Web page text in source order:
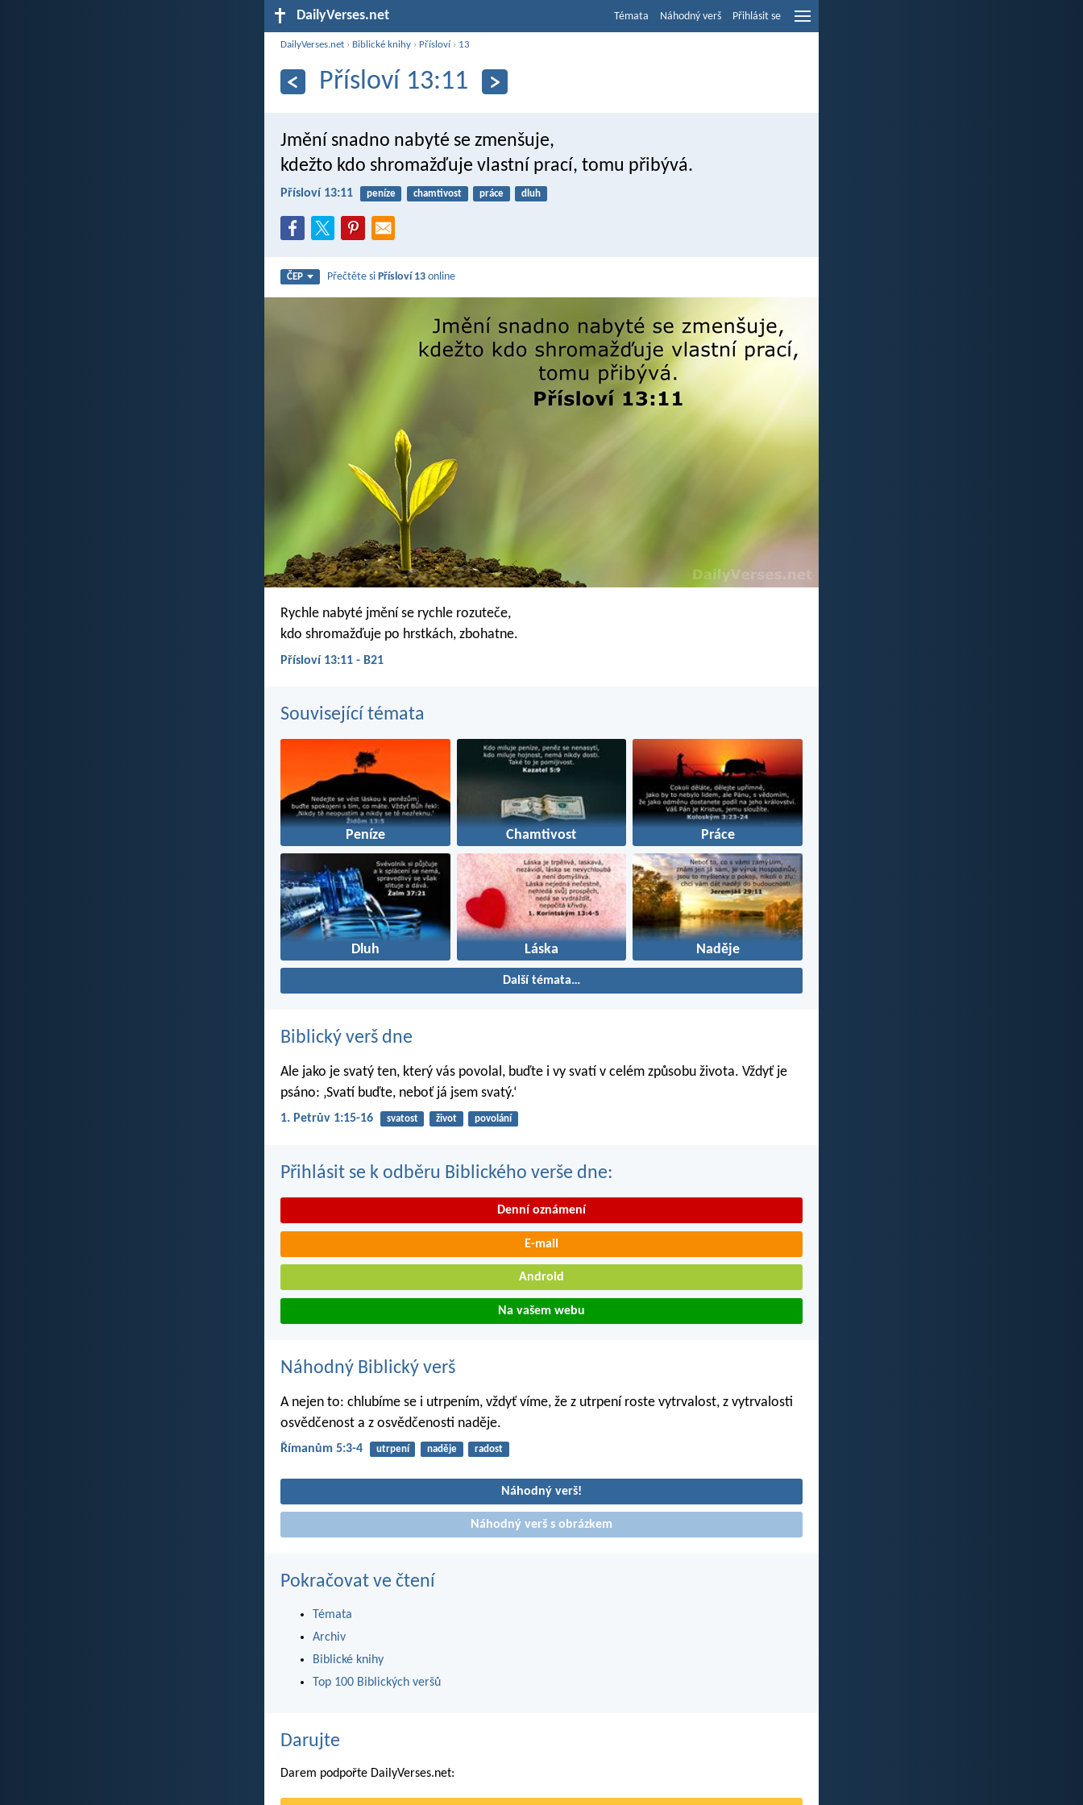
DailyVerses.net Témata Náhodný verš Přihlásit se
DailyVerses.net › Biblické knihy › Přísloví› 13
Přísloví 13:11
Jmění snadno nabyté se zmenšuje,
kdežto kdo shromažďuje vlastní prací, tomu přibývá.
Přísloví 13:11 peníze chamtivost práce dluh
ČEP Přečtěte siPřísloví 13 online
Rychle nabyté jmění se rychle rozuteče,
kdo shromažďuje po hrstkách, zbohatne.
Přísloví 13:11 - B21
Související témata
Peníze Chamtivost Práce
Dluh Láska Naděje
Další témata…
Biblický verš dne
Ale jako je svatý ten, který vás povolal, buďte i vy svatí v celém způsobu života. Vždyť je
psáno: ‚Svatí buďte, neboť já jsem svatý.‘
1. Petrův 1:15-16 svatost život povolání
Přihlásit se k odběru Biblického verše dne:
Denní oznámení
E-mail
Android
Na vašem webu
Náhodný Biblický verš
A nejen to: chlubíme se i utrpením, vždyť víme, že z utrpení roste vytrvalost, z vytrvalosti
osvědčenost a z osvědčenosti naděje.
Římanům 5:3-4 utrpení naděje radost
Náhodný verš!
Náhodný verš s obrázkem
Pokračovat ve čtení
Témata
Archiv
Biblické knihy
Top 100 Biblických veršů
Darujte
Darem podpořte DailyVerses.net: